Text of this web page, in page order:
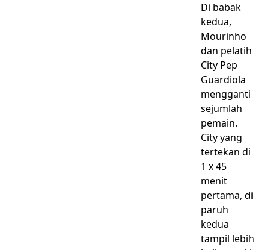
Di babak
kedua,
Mourinho
dan pelatih
City Pep
Guardiola
mengganti
sejumlah
pemain.
City yang
tertekan di
1 x 45
menit
pertama, di
paruh
kedua
tampil lebih